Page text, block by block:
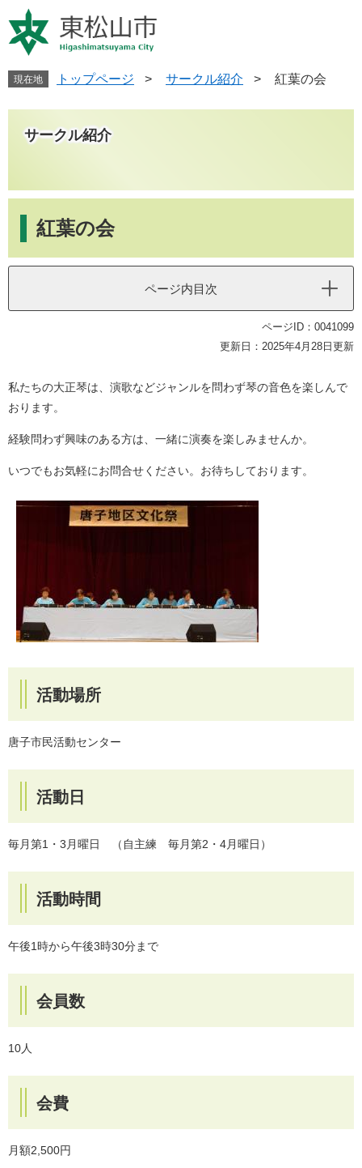
ー
ジ
で
ニ
ュ
ば
現在地 トップページ > サークル紹介 > 紅葉の会
サークル紹介
紅葉の会
ページ内目次
ページID：0041099
更新日：2025年4月28日更新
私たちの大正琴は、演歌などジャンルを問わず琴の音色を楽しんで
おります。
経験問わず興味のある方は、一緒に演奏を楽しみませんか。
いつでもお気軽にお問合せください。お待ちしております。
活動場所
唐子市民活動センター
活動日
毎月第1・3月曜日 （自主練 毎月第2・4月曜日）
活動時間
午後1時から午後3時30分まで
会員数
10人
会費
月額2,500円